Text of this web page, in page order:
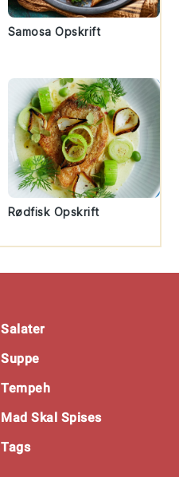
Samosa Opskrift
Rødfisk Opskrift
Salater
Suppe
Tempeh
Mad Skal Spises
Tags